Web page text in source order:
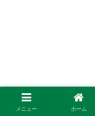
メニュー ホーム